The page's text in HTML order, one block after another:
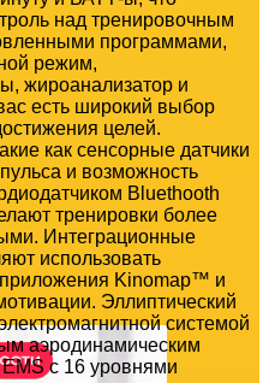
над тренировочным
программами,
режим,
жироанализатор и
есть широкий выбор
целей.
как сенсорные датчики
и возможность
Bluethooth
тренировки более
Интеграционные
использовать
Kinomap™ и
Эллиптический
системой
аэродинамическим
с 16 уровнями